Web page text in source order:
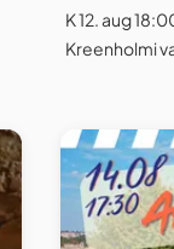
K 12. aug
Kreenholmi